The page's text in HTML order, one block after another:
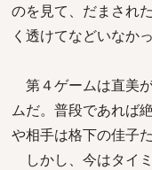
のを見て、だまされ
く透けてなどいなかっ
第４ゲームは直美
ムだ。普段であれば
や相手は格下の佳子た
しかし、今はタイ